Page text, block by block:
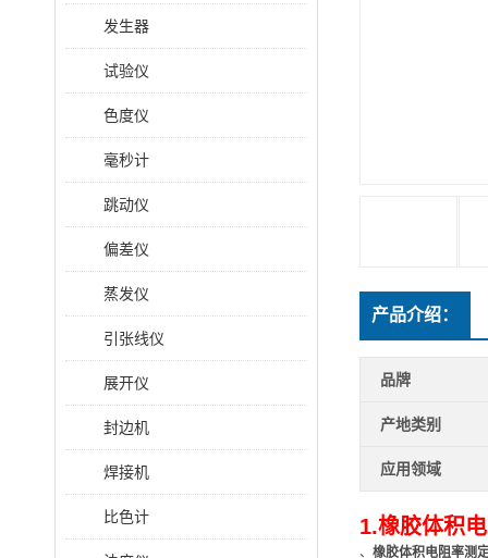
发生器
试验仪
色度仪
毫秒计
跳动仪
偏差仪
蒸发仪
引张线仪
展开仪
封边机
焊接机
比色计
产品介绍：
品牌
产地类别
应用领域
1.橡胶体积
、 橡胶体积电阻率测